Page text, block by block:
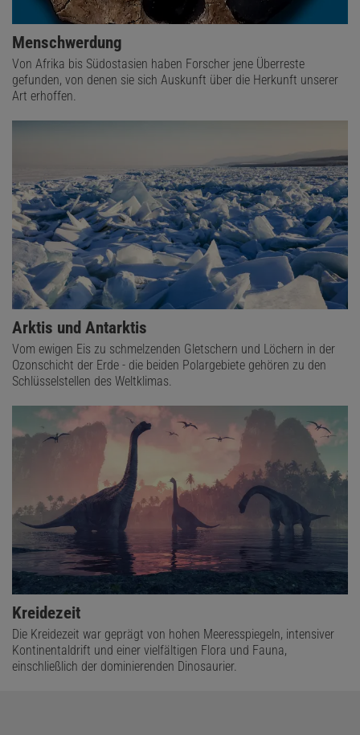
Menschwerdung
Von Afrika bis Südostasien haben Forscher jene Überreste
gefunden, von denen sie sich Auskunft über die Herkunft unserer
Art erhoffen.
Arktis und Antarktis
Vom ewigen Eis zu schmelzenden Gletschern und Löchern in der
Ozonschicht der Erde - die beiden Polargebiete gehören zu den
Schlüsselstellen des Weltklimas.
Kreidezeit
Die Kreidezeit war geprägt von hohen Meeresspiegeln, intensiver
Kontinentaldrift und einer vielfältigen Flora und Fauna,
einschließlich der dominierenden Dinosaurier.